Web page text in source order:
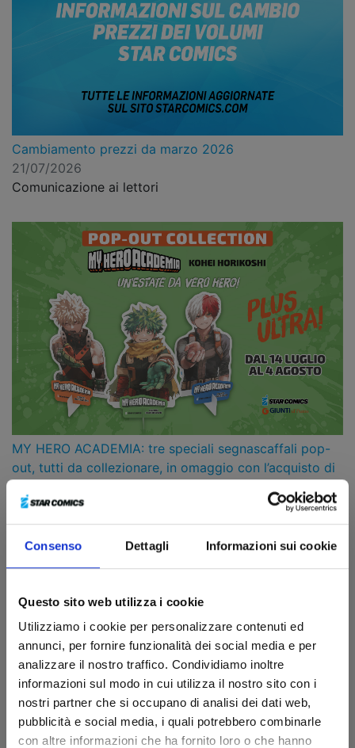
Consenso Dettagli Informazioni sui cookie
Questo sito web utilizza i cookie
Utilizziamo i cookie per personalizzare contenuti ed
annunci, per fornire funzionalità dei social media e per
analizzare il nostro traffico. Condividiamo inoltre
informazioni sul modo in cui utilizza il nostro sito con i
nostri partner che si occupano di analisi dei dati web,
pubblicità e social media, i quali potrebbero combinarle
con altre informazioni che ha fornito loro o che hanno
Cambiamento prezzi da marzo 2026
21/07/2026
Comunicazione ai lettori
MY HERO ACADEMIA: tre speciali segnascaffali pop-
out, tutti da collezionare, in omaggio con l’acquisto di
14/07/2026
Dal 14 luglio al 4 agosto nelle librerie Giunti al Punto